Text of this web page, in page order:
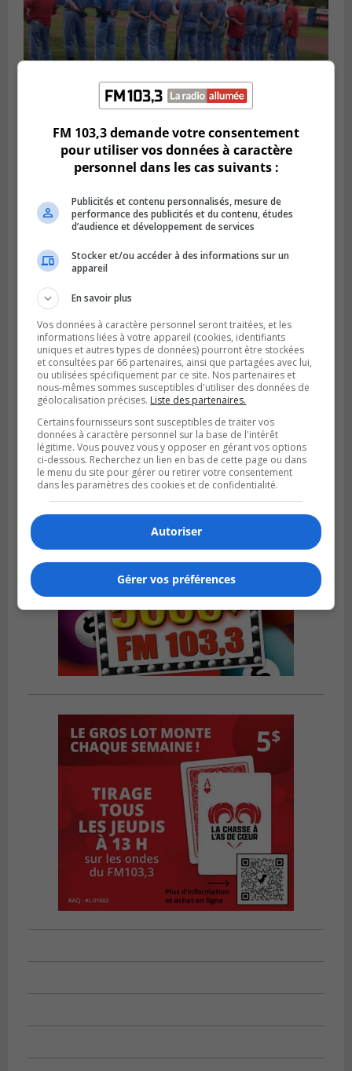
LONGUEUIL
Publié le 6 août 2026 à 05h11
Une poussée tardive propulse les Ducs
LONGUEUIL
Publié le 5 août 2026 à 08h38
Les Ducs s’inclinent 4‑3 face à ABC 16U
dans un match serré à Longueuil
FM 103,3 demande votre consentement
pour utiliser vos données à caractère
personnel dans les cas suivants :
Publicités et contenu personnalisés, mesure de
performance des publicités et du contenu, études
d’audience et développement de services
Stocker et/ou accéder à des informations sur un
appareil
En savoir plus
Vos données à caractère personnel seront traitées, et les
informations liées à votre appareil (cookies, identifiants
uniques et autres types de données) pourront être stockées
et consultées par 66 partenaires, ainsi que partagées avec lui,
ou utilisées spécifiquement par ce site. Nos partenaires et
nous-mêmes sommes susceptibles d'utiliser des données de
géolocalisation précises. Liste des partenaires.
Certains fournisseurs sont susceptibles de traiter vos
données à caractère personnel sur la base de l'intérêt
légitime. Vous pouvez vous y opposer en gérant vos options
ci-dessous. Recherchez un lien en bas de cette page ou dans
le menu du site pour gérer ou retirer votre consentement
dans les paramètres des cookies et de confidentialité.
Autoriser
Gérer vos préférences